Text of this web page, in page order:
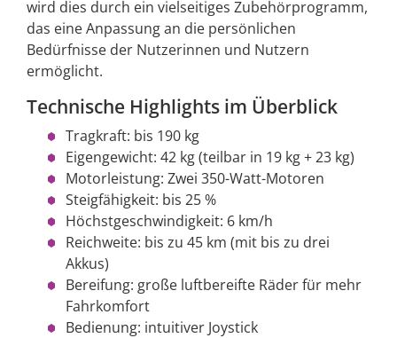
wird dies durch ein vielseitiges Zubehörprogramm,
das eine Anpassung an die persönlichen
Bedürfnisse der Nutzerinnen und Nutzern
ermöglicht.
Technische Highlights im Überblick
Tragkraft: bis 190 kg
Eigengewicht: 42 kg (teilbar in 19 kg + 23 kg)
Motorleistung: Zwei 350-Watt-Motoren
Steigfähigkeit: bis 25 %
Höchstgeschwindigkeit: 6 km/h
Reichweite: bis zu 45 km (mit bis zu drei
Akkus)
Bereifung: große luftbereifte Räder für mehr
Fahrkomfort
Bedienung: intuitiver Joystick